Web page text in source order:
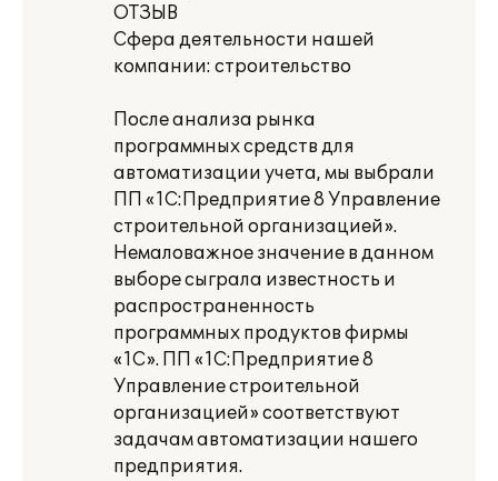
ОТЗЫВ
Сфера деятельности нашей
компании: строительство
После анализа рынка
программных средств для
автоматизации учета, мы выбрали
ПП «1С:Предприятие 8 Управление
строительной организацией».
Немаловажное значение в данном
выборе сыграла известность и
распространенность
программных продуктов фирмы
«1С». ПП «1С:Предприятие 8
Управление строительной
организацией» соответствуют
задачам автоматизации нашего
предприятия.